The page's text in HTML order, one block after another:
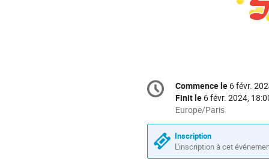
Information
de
conférence
Date/Heure
Commence le 6 févr.
Finit le 6 févr. 2024,
Toutes
les
horaires
sont
en
Europe/Paris
Inscription
L'inscription à cet